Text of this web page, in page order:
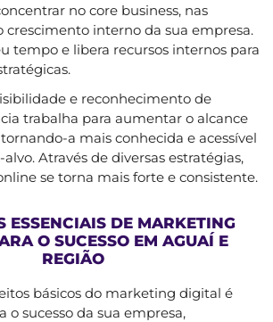
no core business, nas
crescimento interno da sua empresa.
tempo e libera recursos internos para
e reconhecimento de
trabalha para aumentar o alcance
a mais conhecida e acessível
Através de diversas estratégias,
se torna mais forte e consistente.
ESSENCIAIS DE MARKETING
O SUCESSO EM AGUAÍ E
REGIÃO
básicos do marketing digital é
sucesso da sua empresa,